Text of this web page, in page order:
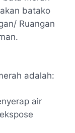
batako
Ruangan
adalah:
air